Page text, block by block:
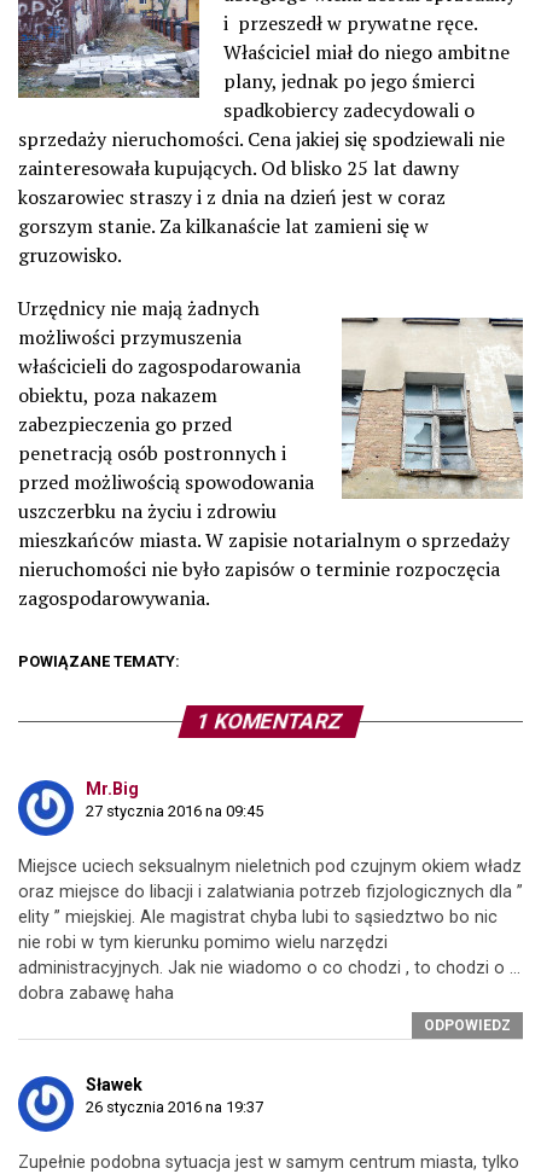
i przeszedł w prywatne ręce.
Właściciel miał do niego ambitne
plany, jednak po jego śmierci
spadkobiercy zadecydowali o
sprzedaży nieruchomości. Cena jakiej się spodziewali nie
zainteresowała kupujących. Od blisko 25 lat dawny
koszarowiec straszy i z dnia na dzień jest w coraz
gorszym stanie. Za kilkanaście lat zamieni się w
gruzowisko.
Urzędnicy nie mają żadnych
możliwości przymuszenia
właścicieli do zagospodarowania
obiektu, poza nakazem
zabezpieczenia go przed
penetracją osób postronnych i
przed możliwością spowodowania
uszczerbku na życiu i zdrowiu
mieszkańców miasta. W zapisie notarialnym o sprzedaży
nieruchomości nie było zapisów o terminie rozpoczęcia
zagospodarowywania.
POWIĄZANE TEMATY:
1 KOMENTARZ
Mr.Big
27 stycznia 2016 na 09:45
Miejsce uciech seksualnym nieletnich pod czujnym okiem władz
oraz miejsce do libacji i zalatwiania potrzeb fizjologicznych dla ”
elity ” miejskiej. Ale magistrat chyba lubi to sąsiedztwo bo nic
nie robi w tym kierunku pomimo wielu narzędzi
administracyjnych. Jak nie wiadomo o co chodzi , to chodzi o …
dobra zabawę haha
ODPOWIEDZ
Sławek
26 stycznia 2016 na 19:37
Zupełnie podobna sytuacja jest w samym centrum miasta, tylko